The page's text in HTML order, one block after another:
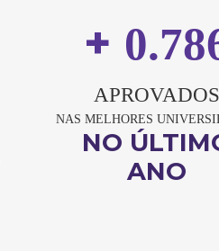
+
APROVADOS
NAS MELHORES
NO
ANO